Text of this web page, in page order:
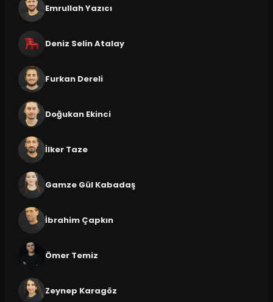
Emrullah Yazıcı
Deniz Selin Atalay
Furkan Dereli
Doğukan Ekinci
İlker Taze
Gamze Gül Kabadaş
İbrahim Çapkın
Ömer Temiz
Zeynep Karagöz